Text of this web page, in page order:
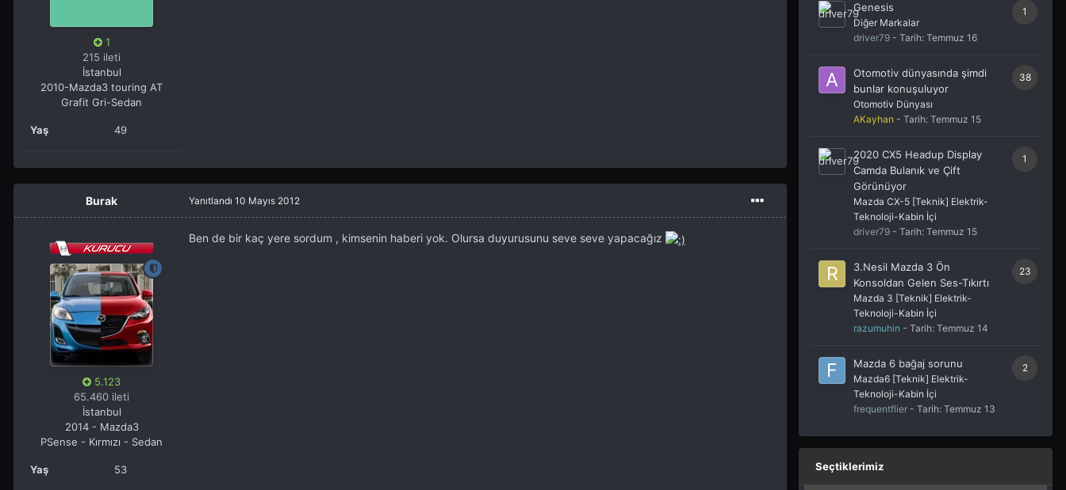
1
215 ileti
İstanbul
2010-Mazda3 touring AT
Grafit Gri-Sedan
Yaş 49
Burak
5.123
65.460 ileti
İstanbul
2014 - Mazda3
PSense - Kırmızı - Sedan
Yaş 53
Yanıtlandı 10 Mayıs 2012
Ben de bir kaç yere sordum , kimsenin haberi yok. Olursa duyurusunu seve seve yapacağız
1
Genesis
Diğer Markalar
driver79 - Tarih: Temmuz 16
38
Otomotiv dünyasında şimdi
bunlar konuşuluyor
Otomotiv Dünyası
AKayhan - Tarih: Temmuz 15
1
2020 CX5 Headup Display
Camda Bulanık ve Çift
Görünüyor
Mazda CX-5 [Teknik] Elektrik-
Teknoloji-Kabin İçi
driver79 - Tarih: Temmuz 15
23
3.Nesil Mazda 3 Ön
Konsoldan Gelen Ses-Tıkırtı
Mazda 3 [Teknik] Elektrik-
Teknoloji-Kabin İçi
razumuhin - Tarih: Temmuz 14
2
Mazda 6 bağaj sorunu
Mazda6 [Teknik] Elektrik-
Teknoloji-Kabin İçi
frequentflier - Tarih: Temmuz 13
Seçtiklerimiz